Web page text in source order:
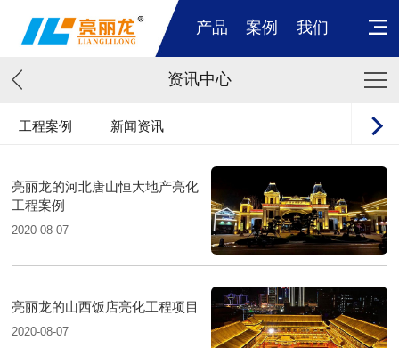
产品 案例 我们
资讯中心
工程案例 新闻资讯
亮丽龙的河北唐山恒大地产亮化
工程案例
2020-08-07
亮丽龙的山西饭店亮化工程项目
2020-08-07